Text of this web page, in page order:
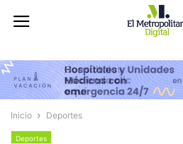
Inicio Deportes
Deportes